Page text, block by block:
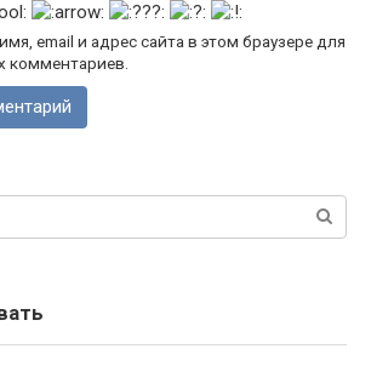
email и адрес сайта в этом браузере для